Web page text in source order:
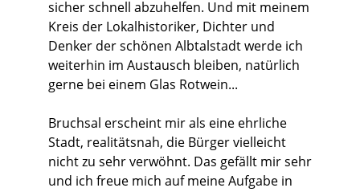
sicher schnell abzuhelfen. Und mit meinem
Kreis der Lokalhistoriker, Dichter und
Denker der schönen Albtalstadt werde ich
weiterhin im Austausch bleiben, natürlich
gerne bei einem Glas Rotwein...
Bruchsal erscheint mir als eine ehrliche
Stadt, realitätsnah, die Bürger vielleicht
nicht zu sehr verwöhnt. Das gefällt mir sehr
und ich freue mich auf meine Aufgabe in